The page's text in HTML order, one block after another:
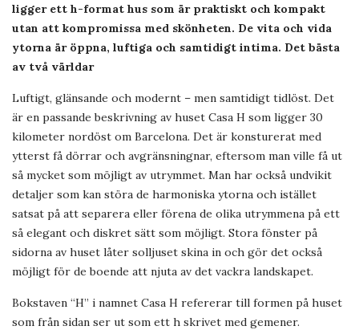
ligger ett h-format hus som är praktiskt och kompakt
utan att kompromissa med skönheten. De vita och vida
ytorna är öppna, luftiga och samtidigt intima. Det bästa
av två världar
Luftigt, glänsande och modernt – men samtidigt tidlöst. Det
är en passande beskrivning av huset Casa H som ligger 30
kilometer nordöst om Barcelona. Det är konsturerat med
ytterst få dörrar och avgränsningnar, eftersom man ville få ut
så mycket som möjligt av utrymmet. Man har också undvikit
detaljer som kan störa de harmoniska ytorna och istället
satsat på att separera eller förena de olika utrymmena på ett
så elegant och diskret sätt som möjligt. Stora fönster på
sidorna av huset låter solljuset skina in och gör det också
möjligt för de boende att njuta av det vackra landskapet.
Bokstaven “H” i namnet Casa H refererar till formen på huset
som från sidan ser ut som ett h skrivet med gemener.